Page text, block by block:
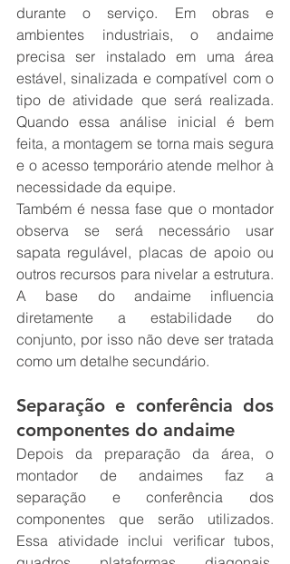
durante o serviço. Em obras e
ambientes industriais, o andaime
precisa ser instalado em uma área
estável, sinalizada e compatível com o
tipo de atividade que será realizada.
Quando essa análise inicial é bem
feita, a montagem se torna mais segura
e o acesso temporário atende melhor à
necessidade da equipe.
Também é nessa fase que o montador
observa se será necessário usar
sapata regulável, placas de apoio ou
outros recursos para nivelar a estrutura.
A base do andaime influencia
diretamente a estabilidade do
conjunto, por isso não deve ser tratada
como um detalhe secundário.
Separação e conferência dos
componentes do andaime
Depois da preparação da área, o
montador de andaimes faz a
separação e conferência dos
componentes que serão utilizados.
Essa atividade inclui verificar tubos,